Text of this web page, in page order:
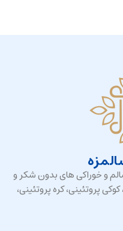
و خوراکی های بدون شکر و
پروتئینی، کره پروتئینی،